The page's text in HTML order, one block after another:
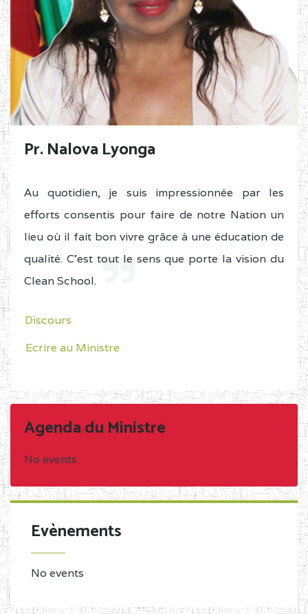
Pr. Nalova Lyonga
Au quotidien, je suis impressionnée par les
efforts consentis pour faire de notre Nation un
lieu où il fait bon vivre grâce à une éducation de
qualité. C'est tout le sens que porte la vision du
Clean School.
Discours
Ecrire au Ministre
Agenda du Ministre
No events
Evènements
No events